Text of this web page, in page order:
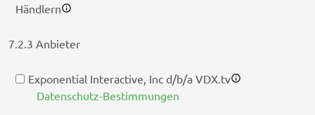
Händlern
7.2.3 Anbieter
Exponential Interactive, Inc d/b/a VDX.tv
Datenschutz-Bestimmungen